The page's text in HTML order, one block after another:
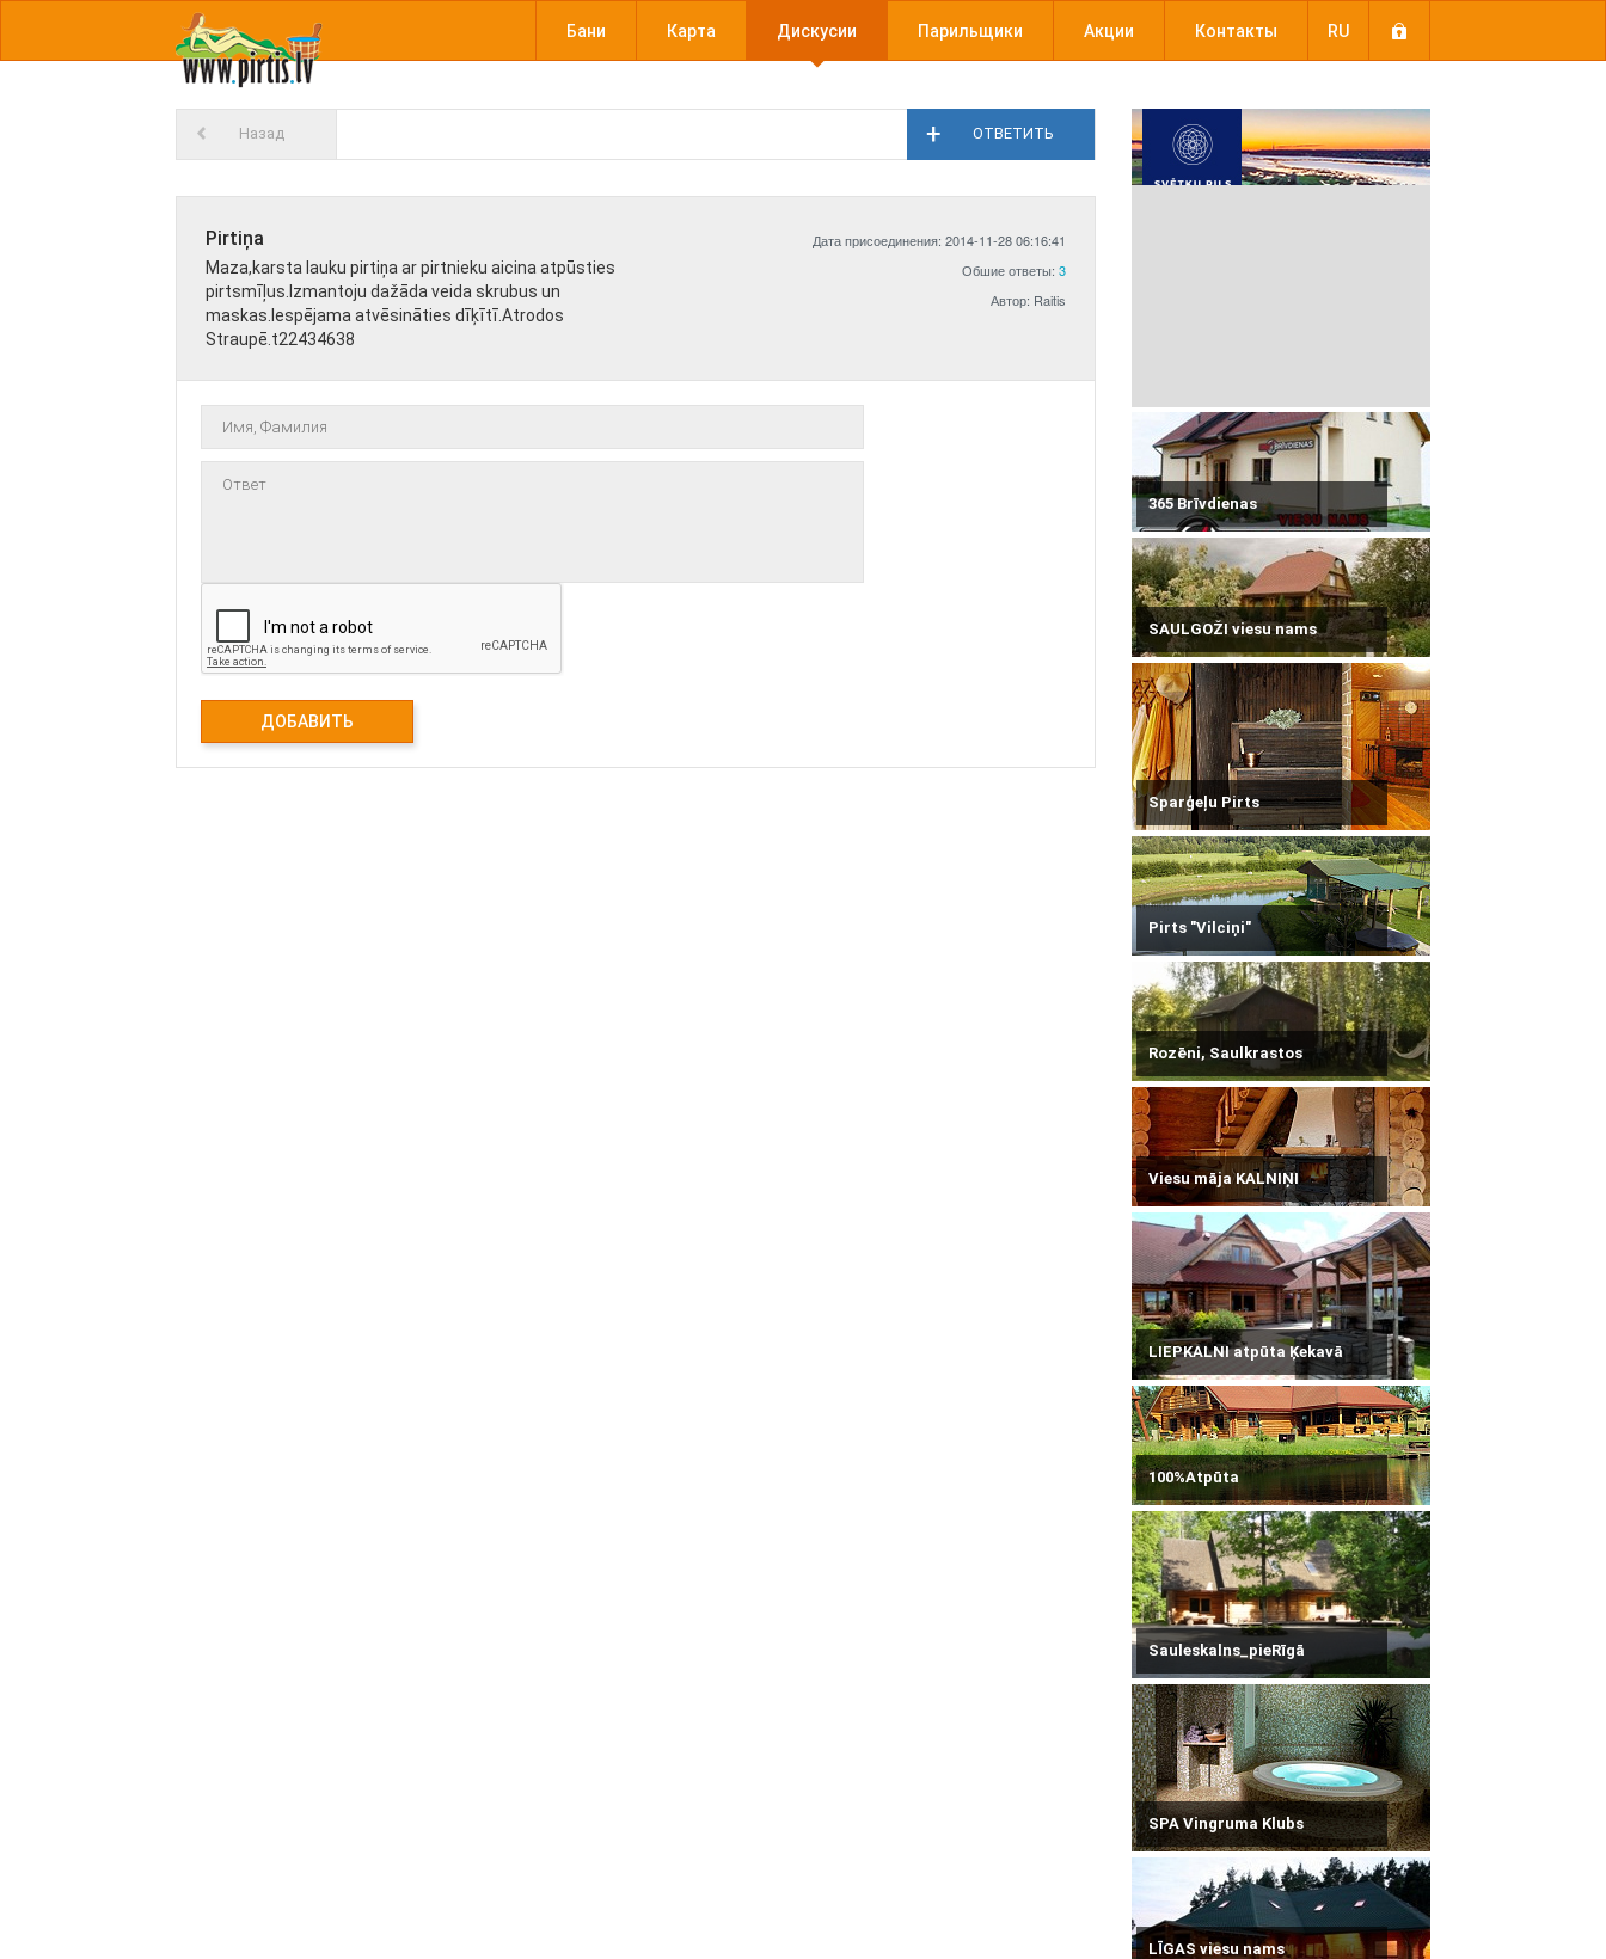
Бани Карта Дискусии Парильщики Акции Контакты RU
365 Brīvdienas
SAULGOŽI viesu nams
Sparģeļu Pirts
Pirts "Vilciņi"
Rozēni, Saulkrastos
Viesu māja KALNIŅI
LIEPKALNI atpūta Ķekavā
100%Atpūta
Sauleskalns_pieRīgā
SPA Vingruma Klubs
LĪGAS viesu nams
Назад ОТВЕТИТЬ
Pirtiņa
Maza,karsta lauku pirtiņa ar pirtnieku aicina atpūsties
pirtsmīļus.Izmantoju dažāda veida skrubus un
maskas.Iespējama atvēsināties dīķītī.Atrodos
Straupē.t22434638
Дата присоединения: 2014-11-28 06:16:41
Обшие ответы: 3
Автор: Raitis